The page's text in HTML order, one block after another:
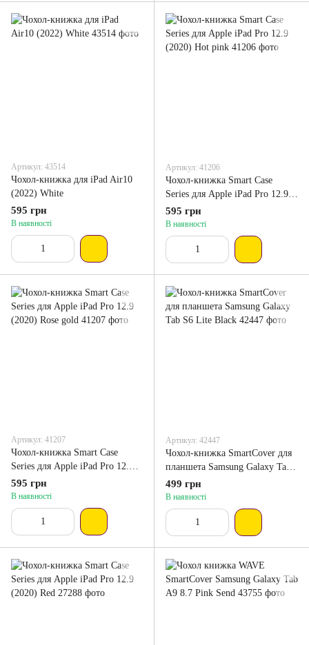
Артикул: 43514
Чохол-книжка для iPad Air10
(2022) White
595 грн
В наявності
Артикул: 41206
Чохол-книжка Smart Case
Series для Apple iPad Pro 12.9
(2020) Hot pink
595 грн
В наявності
Артикул: 41207
Чохол-книжка Smart Case
Series для Apple iPad Pro 12.9
(2020) Rose gold
595 грн
В наявності
Артикул: 42447
Чохол-книжка SmartCover для
планшета Samsung Galaxy Tab
S6 Lite Black
499 грн
В наявності